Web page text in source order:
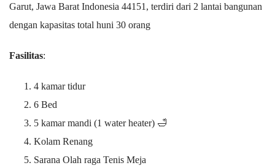
Garut, Jawa Barat Indonesia 44151, terdiri dari 2 lantai bangunan
dengan kapasitas total huni 30 orang
Fasilitas:
4 kamar tidur
6 Bed
5 kamar mandi (1 water heater) 🛁
Kolam Renang
Sarana Olah raga Tenis Meja